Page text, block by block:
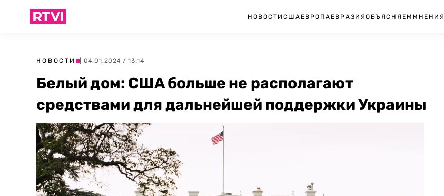
НОВОСТИ США ЕВРОПА ЕВРАЗИЯ ОБЪЯСНЯЕМ МНЕНИЯ
НОВОСТИ | 04.01.2024 / 13:14
Белый дом: США больше не располагают
средствами для дальнейшей поддержки Украины